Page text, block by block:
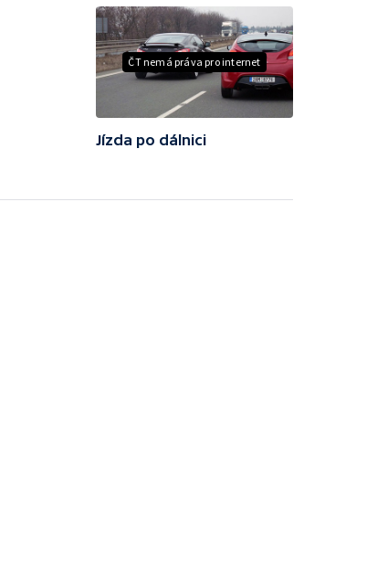
ČT nemá práva pro internet
Jízda po dálnici